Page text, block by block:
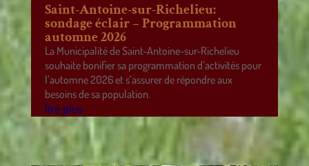
Saint-Antoine-sur-Richelieu:
sondage éclair – Programmation
automne 2026
La Municipalité de Saint-Antoine-sur-Richelieu
souhaite bonifier sa programmation d’activités pour
l’automne 2026 et s’assurer de répondre aux
besoins de sa population.
lire plus